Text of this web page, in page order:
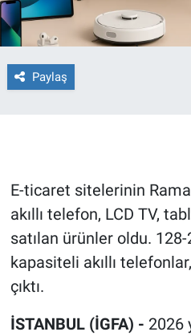
Paylaş
E-ticaret sitelerinin
akıllı telefon, LCD TV,
satılan ürünler oldu.
kapasiteli akıllı
çıktı.
İSTANBUL (İGFA) - 2026